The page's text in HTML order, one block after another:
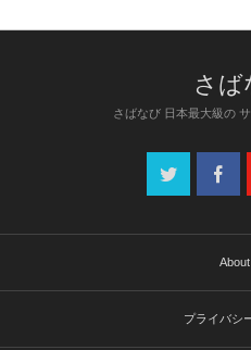
さばなび 日本最大級の
プライバシ